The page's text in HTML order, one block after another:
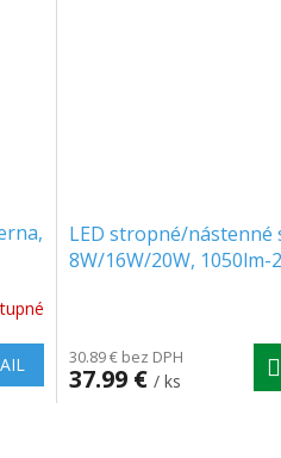
LED stropné/nástenné
8W/16W/20W, 1050lm-
30.89 € bez DPH
37.99 € / ks